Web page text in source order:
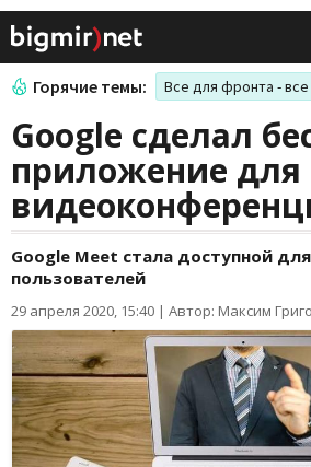
Горячие темы: Все для фронта -
Google сделал
приложение для
Google Meet стала доступной
пользователей
29 апреля 2020, 15:40 | Автор: Максим